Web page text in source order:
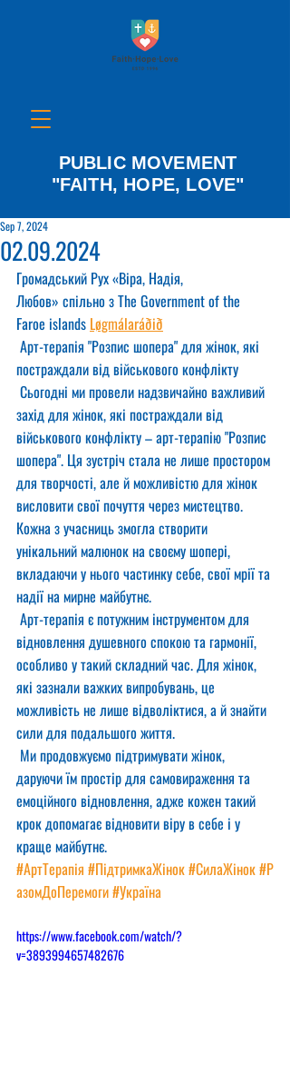
PUBLIC MOVEMENT
"FAITH, HOPE, LOVE"
02.09.2024
Sep 7, 2024
Громадський Рух «Віра, Надія,
Любов» спільно з The Government of the
Faroe islands Løgmálaráðið
Арт-терапія "Розпис шопера" для жінок, які
постраждали від військового конфлікту
Сьогодні ми провели надзвичайно важливий
захід для жінок, які постраждали від
військового конфлікту – арт-терапію "Розпис
шопера". Ця зустріч стала не лише простором
для творчості, але й можливістю для жінок
висловити свої почуття через мистецтво.
Кожна з учасниць змогла створити
унікальний малюнок на своєму шопері,
вкладаючи у нього частинку себе, свої мрії та
надії на мирне майбутнє.
Арт-терапія є потужним інструментом для
відновлення душевного спокою та гармонії,
особливо у такий складний час. Для жінок,
які зазнали важких випробувань, це
можливість не лише відволіктися, а й знайти
сили для подальшого життя.
Ми продовжуємо підтримувати жінок,
даруючи їм простір для самовираження та
емоційного відновлення, адже кожен такий
крок допомагає відновити віру в себе і у
краще майбутнє.
#АртТерапія #ПідтримкаЖінок#СилаЖінок#Р
азомДоПеремоги#Україна
https://www.facebook.com/watch/?
v=3893994657482676